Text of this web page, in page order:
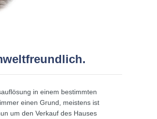
in einem bestimmten
einen Grund, meistens ist
um den Verkauf des Hauses